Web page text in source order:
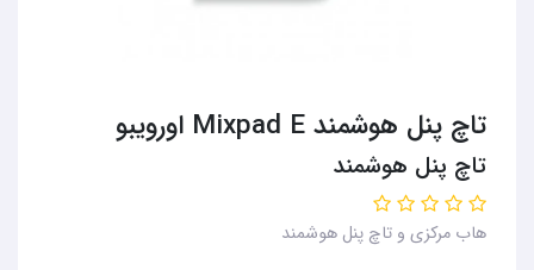
تاچ پنل هوشمند Mixpad E اورویبو
تاچ پنل هوشمند
هاب مرکزی و تاچ پنل هوشمند